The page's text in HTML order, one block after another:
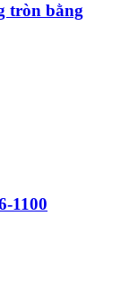
tròn bằng
1100